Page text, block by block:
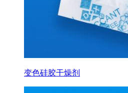
变色硅胶干燥剂